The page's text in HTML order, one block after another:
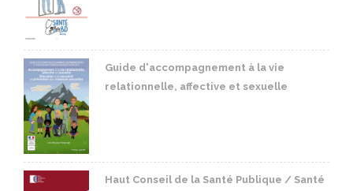
Guide d'accompagnement à la vie
relationnelle, affective et sexuelle
Haut Conseil de la Santé Publique / Santé